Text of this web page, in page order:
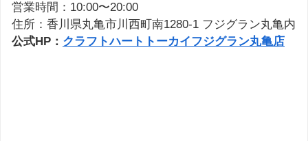
営業時間：10:00〜20:00
住所：香川県丸亀市川西町南1280-1 フジグラン丸亀内
公式HP： クラフトハートトーカイフジグラン丸亀店